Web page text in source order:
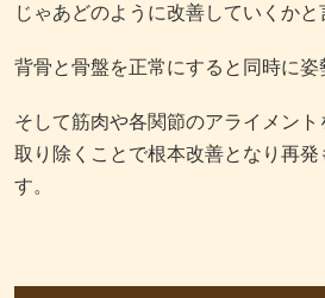
じゃあどのように改善していくかと
背骨と骨盤を正常にすると同時に姿
そして筋肉や各関節のアライメン
取り除くことで根本改善となり再発
す。